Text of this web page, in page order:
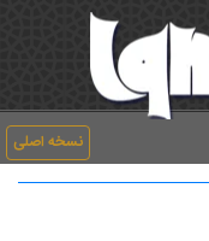
نسخه اصلی